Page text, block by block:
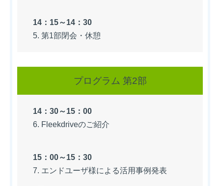
14：15～14：30
5. 第1部閉会・休憩
プログラム 第2部
14：30～15：00
6. Fleekdriveのご紹介
15：00～15：30
7. エンドユーザ様による活用事例発表